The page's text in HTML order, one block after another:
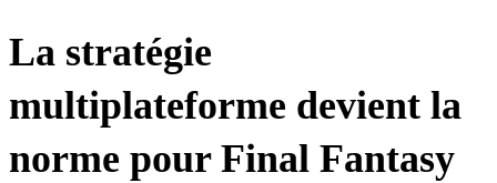
La stratégie
multiplateforme devient la
norme pour Final Fantasy